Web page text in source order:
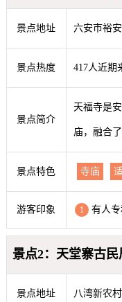
经销商
景点地址 六安市裕
景点热度 417人近期
景点简介
天福寺是
庙，融合
景点特色 寺庙
游客印象 1 有人
景点2：天堂寨古民
景点地址 八湾新农